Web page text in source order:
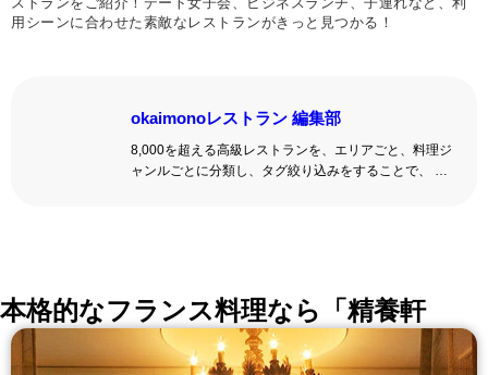
用シーンに合わせた素敵なレストランがきっと見つかる！
okaimonoレストラン 編集部
8,000を超える高級レストランを、エリアごと、料理ジ
ャンルごとに分類し、タグ絞り込みをすることで、 い
本格的なフランス料理なら「精養軒